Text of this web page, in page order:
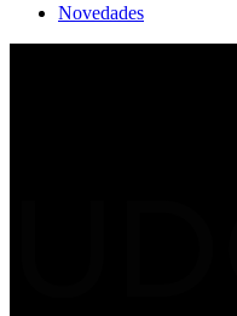
Novedades